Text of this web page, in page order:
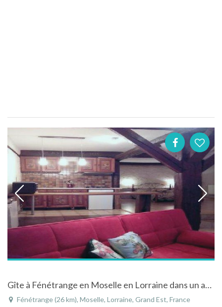
Gîte à Fénétrange en Moselle en Lorraine dans un ancien Relais de Poste
Fénétrange (26 km), Moselle, Lorraine, Grand Est, France